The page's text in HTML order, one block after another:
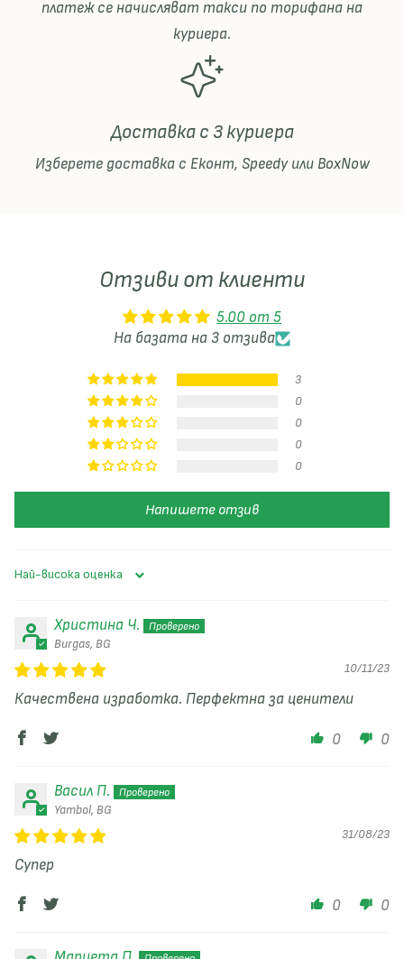
платеж се начисляват такси по торифана на
куриера.
Доставка с 3 куриера
Изберете доставка с Еконт, Speedy или BoxNow
Отзиви от клиенти
5.00 от 5
На базата на 3 отзива
3
0
0
0
0
Напишете отзив
Христина Ч.
Burgas, BG
10/11/23
Качествена изработка. Перфектна за ценители
0 0
Васил П.
Yambol, BG
31/08/23
Супер
0 0